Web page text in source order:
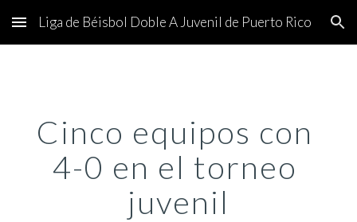
Skip to main content Skip to navigation
Liga de Béisbol Doble A Juvenil de Puerto Rico
Cinco equipos con
4-0 en el torneo
juvenil